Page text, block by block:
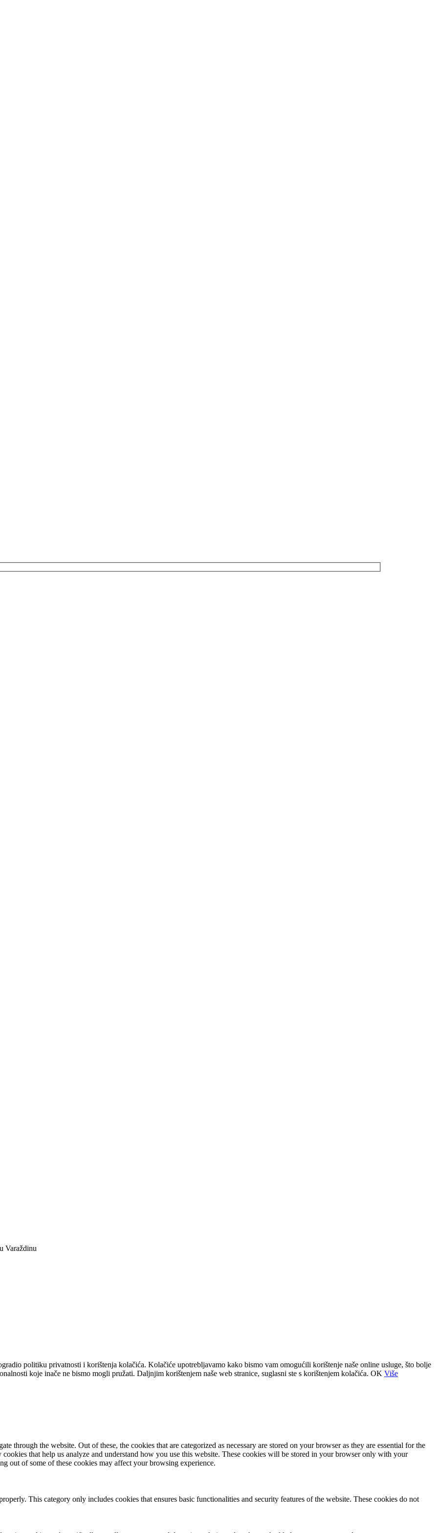
Varaždinu
politiku privatnosti i korištenja kolačića. Kolačiće upotrebljavamo kako bismo vam omogućili korištenje naše online usluge, što bolje
koje inače ne bismo mogli pružati. Daljnjim korištenjem naše web stranice, suglasni ste s korištenjem kolačića. OK Više
through the website. Out of these, the cookies that are categorized as necessary are stored on your browser as they are essential for the
that help us analyze and understand how you use this website. These cookies will be stored in your browser only with your
out of some of these cookies may affect your browsing experience.
This category only includes cookies that ensures basic functionalities and security features of the website. These cookies do not